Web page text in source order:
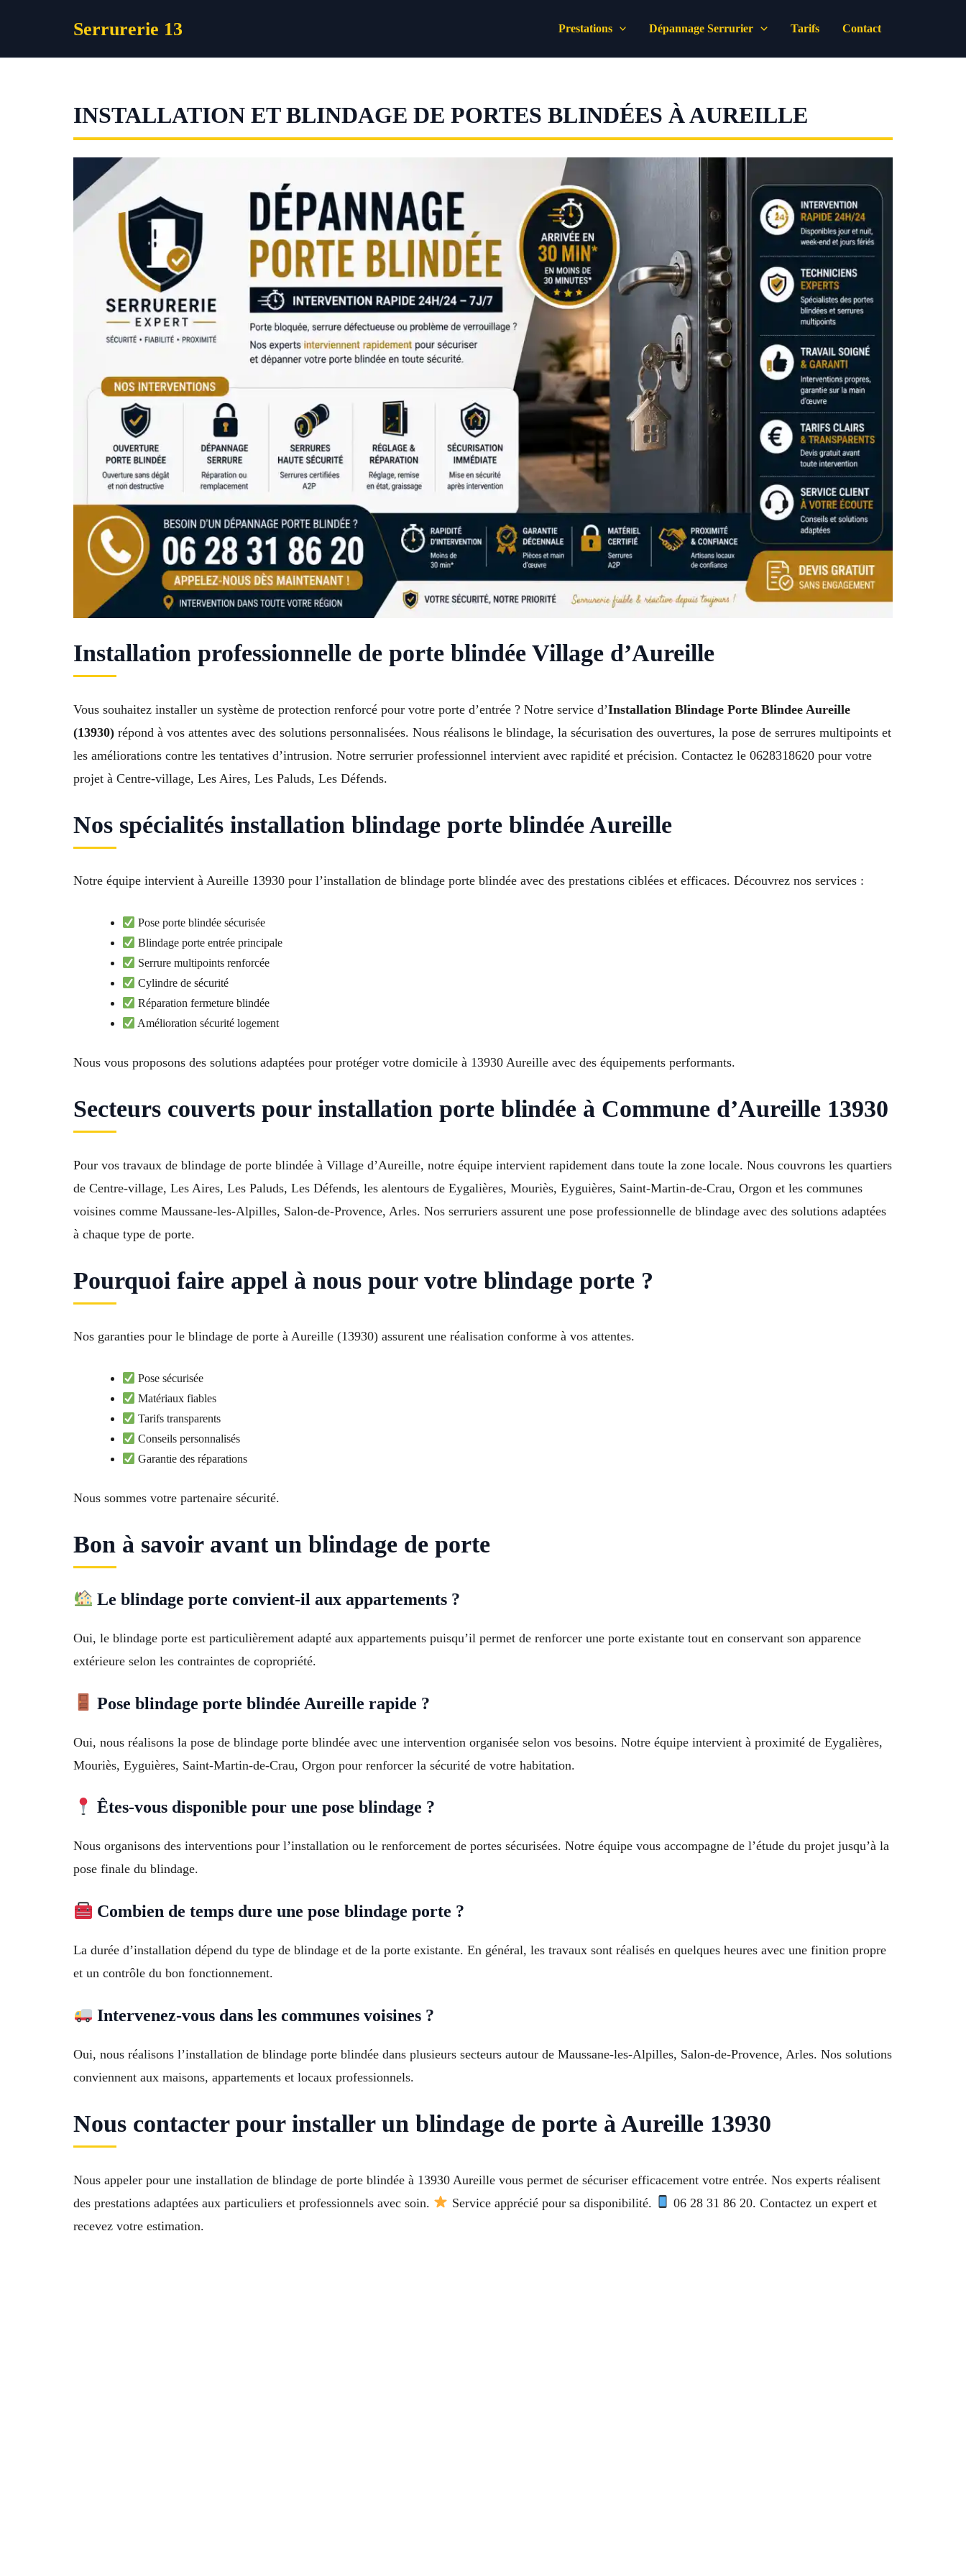
Serrurerie 13 Prestations Dépannage Serrurier Tarifs Contact
INSTALLATION ET BLINDAGE DE PORTES BLINDÉES À AUREILLE
Installation professionnelle de porte blindée Village d’Aureille
Vous souhaitez installer un système de protection renforcé pour votre porte d’entrée ? Notre service d’Installation Blindage Porte Blindee Aureille
(13930) répond à vos attentes avec des solutions personnalisées. Nous réalisons le blindage, la sécurisation des ouvertures, la pose de serrures multipoints et
les améliorations contre les tentatives d’intrusion. Notre serrurier professionnel intervient avec rapidité et précision. Contactez le 0628318620 pour votre
projet à Centre-village, Les Aires, Les Paluds, Les Défends.
Nos spécialités installation blindage porte blindée Aureille
Notre équipe intervient à Aureille 13930 pour l’installation de blindage porte blindée avec des prestations ciblées et efficaces. Découvrez nos services :
Pose porte blindée sécurisée
Blindage porte entrée principale
Serrure multipoints renforcée
Cylindre de sécurité
Réparation fermeture blindée
Amélioration sécurité logement
Nous vous proposons des solutions adaptées pour protéger votre domicile à 13930 Aureille avec des équipements performants.
Secteurs couverts pour installation porte blindée à Commune d’Aureille 13930
Pour vos travaux de blindage de porte blindée à Village d’Aureille, notre équipe intervient rapidement dans toute la zone locale. Nous couvrons les quartiers
de Centre-village, Les Aires, Les Paluds, Les Défends, les alentours de Eygalières, Mouriès, Eyguières, Saint-Martin-de-Crau, Orgon et les communes
voisines comme Maussane-les-Alpilles, Salon-de-Provence, Arles. Nos serruriers assurent une pose professionnelle de blindage avec des solutions adaptées
à chaque type de porte.
Pourquoi faire appel à nous pour votre blindage porte ?
Nos garanties pour le blindage de porte à Aureille (13930) assurent une réalisation conforme à vos attentes.
Pose sécurisée
Matériaux fiables
Tarifs transparents
Conseils personnalisés
Garantie des réparations
Nous sommes votre partenaire sécurité.
Bon à savoir avant un blindage de porte
Le blindage porte convient-il aux appartements ?
Oui, le blindage porte est particulièrement adapté aux appartements puisqu’il permet de renforcer une porte existante tout en conservant son apparence
extérieure selon les contraintes de copropriété.
Pose blindage porte blindée Aureille rapide ?
Oui, nous réalisons la pose de blindage porte blindée avec une intervention organisée selon vos besoins. Notre équipe intervient à proximité de Eygalières,
Mouriès, Eyguières, Saint-Martin-de-Crau, Orgon pour renforcer la sécurité de votre habitation.
Êtes-vous disponible pour une pose blindage ?
Nous organisons des interventions pour l’installation ou le renforcement de portes sécurisées. Notre équipe vous accompagne de l’étude du projet jusqu’à la
pose finale du blindage.
Combien de temps dure une pose blindage porte ?
La durée d’installation dépend du type de blindage et de la porte existante. En général, les travaux sont réalisés en quelques heures avec une finition propre
et un contrôle du bon fonctionnement.
Intervenez-vous dans les communes voisines ?
Oui, nous réalisons l’installation de blindage porte blindée dans plusieurs secteurs autour de Maussane-les-Alpilles, Salon-de-Provence, Arles. Nos solutions
conviennent aux maisons, appartements et locaux professionnels.
Nous contacter pour installer un blindage de porte à Aureille 13930
Nous appeler pour une installation de blindage de porte blindée à 13930 Aureille vous permet de sécuriser efficacement votre entrée. Nos experts réalisent
des prestations adaptées aux particuliers et professionnels avec soin.
Service apprécié pour sa disponibilité.
06 28 31 86 20. Contactez un expert et
recevez votre estimation.